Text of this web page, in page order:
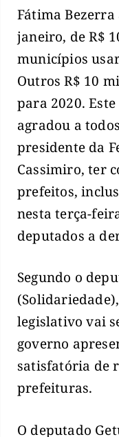
Fátima
janeiro, de R$
municípios
Outros R$ 10
para 2020.
agradou a
presidente da
Cassimiro, ter
prefeitos,
nesta terça-
deputados a
Segundo o
legislativo vai
governo
satisfatória de
prefeituras.
O deputado